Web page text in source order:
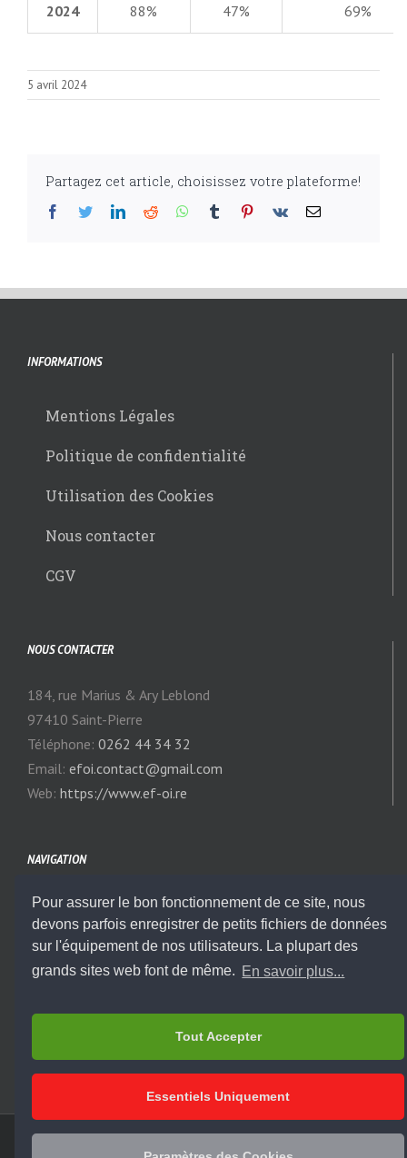
Pour assurer le bon fonctionnement de ce site, nous
devons parfois enregistrer de petits fichiers de données
sur l'équipement de nos utilisateurs. La plupart des
grands sites web font de même. En savoir plus...
Tout Accepter
Essentiels Uniquement
2024 88% 47% 69%
5 avril 2024
Partagez cet article, choisissez votre plateforme!
Facebook
TwitterLinkedIn
Reddit WhatsApp
Tumblr Pinterest
Vk Email
INFORMATIONS
Mentions Légales
Politique de confidentialité
Utilisation des Cookies
Nous contacter
CGV
NOUS CONTACTER
184, rue Marius & Ary Leblond
97410 Saint-Pierre
Téléphone: 0262 44 34 32
Email: efoi.contact@gmail.com
Web: https://www.ef-oi.re
NAVIGATION
Notre Actualité
Modules
Copyright 2025 S.H | All Rights Reserved